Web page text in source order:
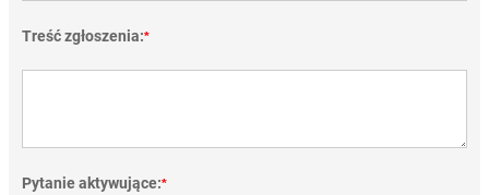
Treść zgłoszenia:*
Pytanie aktywujące:*